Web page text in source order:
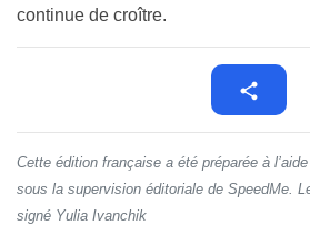
continue de croître.
Cette édition française a été préparée à
sous la supervision éditoriale de SpeedMe.
signé Yulia Ivanchik